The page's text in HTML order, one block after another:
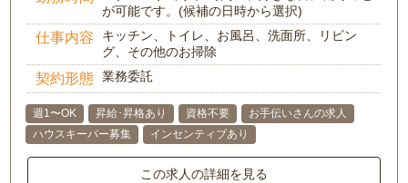
が可能です。(候補の日時から選択)
仕事内容
キッチン、トイレ、お風呂、洗面所、リビン
グ、その他のお掃除
契約形態 業務委託
週1〜OK 昇給･昇格あり 資格不要
お手伝いさんの求人
ハウスキーパー募集
インセンティブあり
この求人の詳細を見る